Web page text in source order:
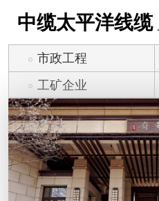
中缆太平洋线
市政工程
工矿企业